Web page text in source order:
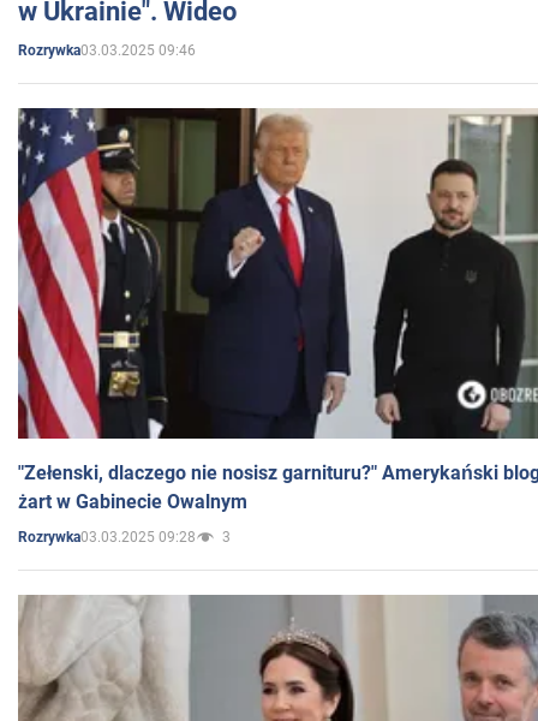
w Ukrainie". Wideo
Rozrywka03.03.2025 09:46
"Zełenski, dlaczego nie nosisz garnituru?" Amerykański
żart w Gabinecie Owalnym
Rozrywka03.03.2025 09:28 3